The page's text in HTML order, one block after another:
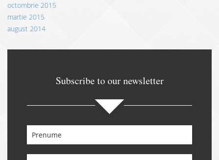
octombrie 2015
martie 2015
august 2014
Subscribe to our newsletter